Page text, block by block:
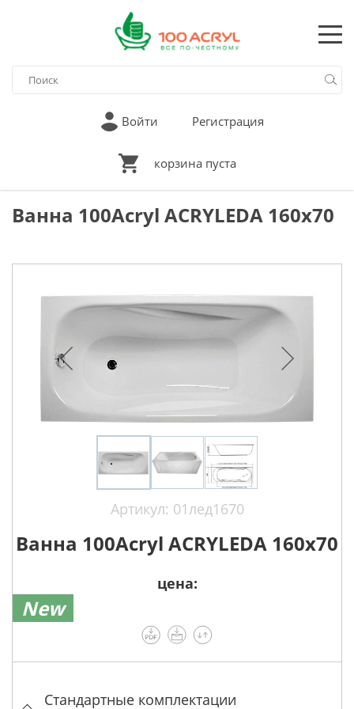
Войти Регистрация
корзина пуста
Ванна 100Acryl ACRYLEDA 160х70
Артикул: 01лед1670
Ванна 100Acryl ACRYLEDA 160х70
цена:
New
Стандартные комплектации